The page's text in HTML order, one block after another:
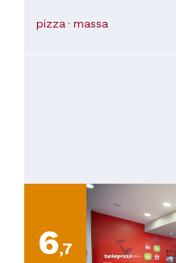
para receber o nosso
esperamos 40min e
pizza massa
6,7